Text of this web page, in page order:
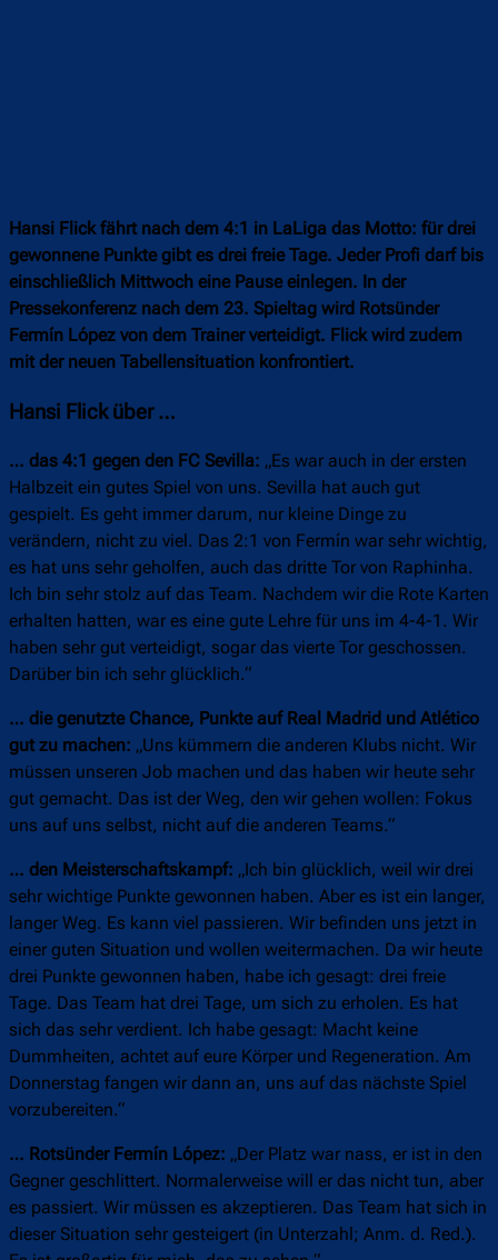
Hansi Flick fährt nach dem 4:1 in LaLiga das Motto: für drei
gewonnene Punkte gibt es drei freie Tage. Jeder Profi darf bis
einschließlich Mittwoch eine Pause einlegen. In der
Pressekonferenz nach dem 23. Spieltag wird Rotsünder
Fermín López von dem Trainer verteidigt. Flick wird zudem
mit der neuen Tabellensituation konfrontiert.
Hansi Flick über …
… das 4:1 gegen den FC Sevilla: „Es war auch in der ersten
Halbzeit ein gutes Spiel von uns. Sevilla hat auch gut
gespielt. Es geht immer darum, nur kleine Dinge zu
verändern, nicht zu viel. Das 2:1 von Fermín war sehr wichtig,
es hat uns sehr geholfen, auch das dritte Tor von Raphinha.
Ich bin sehr stolz auf das Team. Nachdem wir die Rote Karten
erhalten hatten, war es eine gute Lehre für uns im 4-4-1. Wir
haben sehr gut verteidigt, sogar das vierte Tor geschossen.
Darüber bin ich sehr glücklich.“
… die genutzte Chance, Punkte auf Real Madrid und Atlético
gut zu machen: „Uns kümmern die anderen Klubs nicht. Wir
müssen unseren Job machen und das haben wir heute sehr
gut gemacht. Das ist der Weg, den wir gehen wollen: Fokus
uns auf uns selbst, nicht auf die anderen Teams.“
… den Meisterschaftskampf: „Ich bin glücklich, weil wir drei
sehr wichtige Punkte gewonnen haben. Aber es ist ein langer,
langer Weg. Es kann viel passieren. Wir befinden uns jetzt in
einer guten Situation und wollen weitermachen. Da wir heute
drei Punkte gewonnen haben, habe ich gesagt: drei freie
Tage. Das Team hat drei Tage, um sich zu erholen. Es hat
sich das sehr verdient. Ich habe gesagt: Macht keine
Dummheiten, achtet auf eure Körper und Regeneration. Am
Donnerstag fangen wir dann an, uns auf das nächste Spiel
vorzubereiten.“
… Rotsünder Fermín López: „Der Platz war nass, er ist in den
Gegner geschlittert. Normalerweise will er das nicht tun, aber
es passiert. Wir müssen es akzeptieren. Das Team hat sich in
dieser Situation sehr gesteigert (in Unterzahl; Anm. d. Red.).